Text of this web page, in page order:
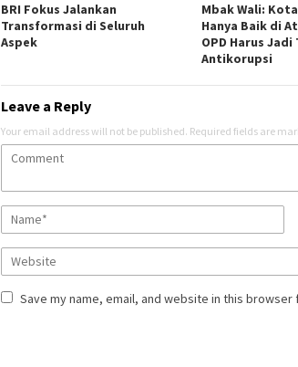
BRI Fokus Jalankan
Transformasi di Seluruh
Aspek
Mbak Wali:
Hanya Baik di
OPD Harus Jadi
Antikorupsi
Leave a Reply
Your email address will not be published. Required fields are
Save my name, email, and website in this